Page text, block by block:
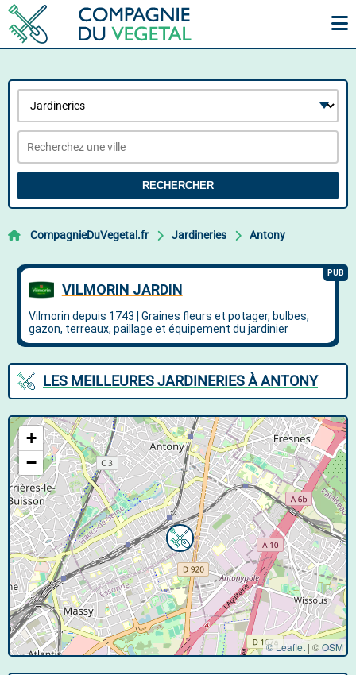
RECHERCHER
CompagnieDuVegetal.fr Jardineries Antony
LES MEILLEURES JARDINERIES À ANTONY
+
−
© Leaflet | ©OSM